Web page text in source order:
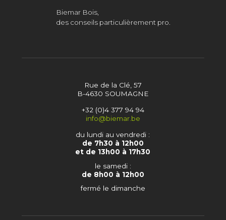
Biemar Bois,
des conseils particulièrement pro.
Rue de la Clé, 57
B-4630 SOUMAGNE
+32 (0)4 377 94 94
info@biemar.be
du lundi au vendredi :
de 7h30 à 12h00
et de 13h00 à 17h30
le samedi :
de 8h00 à 12h00
fermé le dimanche